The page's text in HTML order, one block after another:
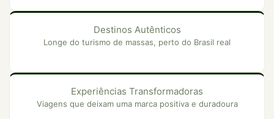
Destinos Autênticos
Longe do turismo de massas, perto do Brasil real
Experiências Transformadoras
Viagens que deixam uma marca positiva e duradoura